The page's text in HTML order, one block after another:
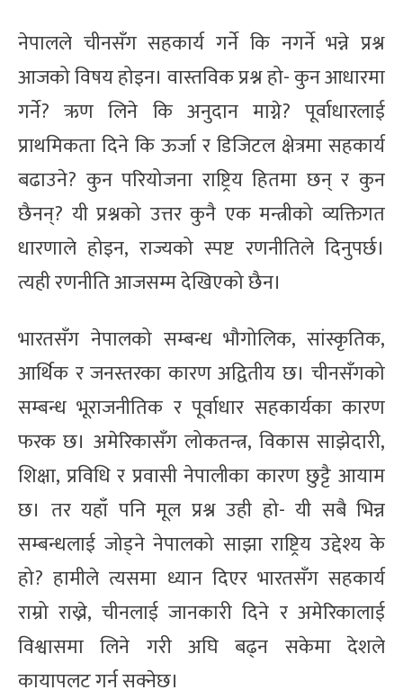
नेपालले चीनसँग सहकार्य गर्ने कि नगर्ने भन्ने प्रश्न
आजको विषय होइन। वास्तविक प्रश्न हो- कुन आधारमा
गर्ने? ऋण लिने कि अनुदान माग्ने? पूर्वाधारलाई
प्राथमिकता दिने कि ऊर्जा र डिजिटल क्षेत्रमा सहकार्य
बढाउने? कुन परियोजना राष्ट्रिय हितमा छन् र कुन
छैनन्? यी प्रश्नको उत्तर कुनै एक मन्त्रीको व्यक्तिगत
धारणाले होइन, राज्यको स्पष्ट रणनीतिले दिनुपर्छ।
त्यही रणनीति आजसम्म देखिएको छैन।
भारतसँग नेपालको सम्बन्ध भौगोलिक, सांस्कृतिक,
आर्थिक र जनस्तरका कारण अद्वितीय छ। चीनसँगको
सम्बन्ध भूराजनीतिक र पूर्वाधार सहकार्यका कारण
फरक छ। अमेरिकासँग लोकतन्त्र, विकास साझेदारी,
शिक्षा, प्रविधि र प्रवासी नेपालीका कारण छुट्टै आयाम
छ। तर यहाँ पनि मूल प्रश्न उही हो- यी सबै भिन्न
सम्बन्धलाई जोड्ने नेपालको साझा राष्ट्रिय उद्देश्य के
हो? हामीले त्यसमा ध्यान दिएर भारतसँग सहकार्य
राम्रो राख्ने, चीनलाई जानकारी दिने र अमेरिकालाई
विश्वासमा लिने गरी अघि बढ्न सकेमा देशले
कायापलट गर्न सक्नेछ।